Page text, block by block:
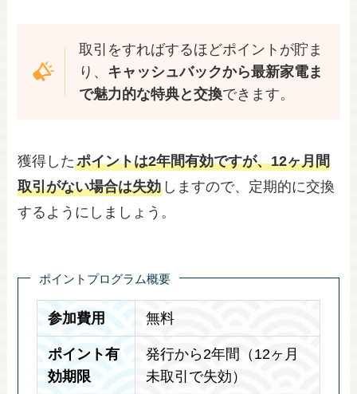
取引をすればするほどポイントが貯ま
り、 キャッシュバックから最新家電ま
で魅力的な特典と交換できます。
獲得したポイントは2年間有効ですが、12ヶ月間
取引がない場合は失効 しますので、定期的に交換
するようにしましょう。
ポイントプログラム概要
参加費用 無料
ポイント有
効期限
発行から2年間（12ヶ月
未取引で失効）